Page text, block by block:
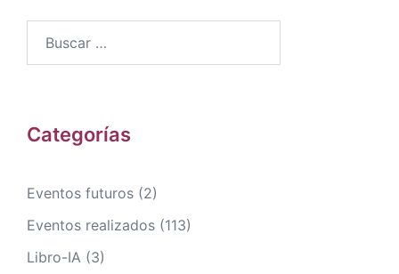
Categorías
Eventos futuros (2)
Eventos realizados (113)
Libro-IA (3)